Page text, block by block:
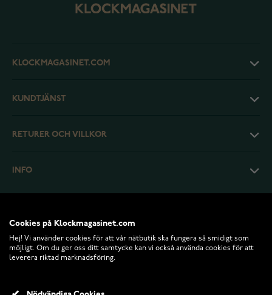
KLOCKMAGASINET.COM
KUNDTJÄNST
RETURER OCH VILLKOR
INFO
Cookies på Klockmagasinet.com
Hej! Vi använder cookies för att vår nätbutik ska fungera så smidigt som
möjligt. Om du ger oss ditt samtycke kan vi också använda cookies för att
leverera riktad marknadsföring.